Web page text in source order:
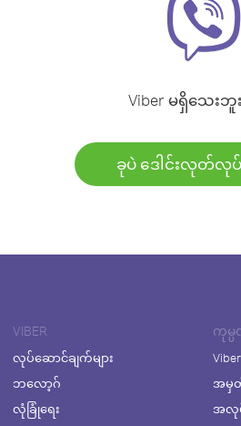
Viber မရှိသေးဘူ
ခုပဲ ဒေါင်းလုတ်လု
VIBER
လုပ်ဆောင်ချက်များ
ဘလော့ဂ်
လုံခြုံရေး
ကုမ္
အမှ
အလု